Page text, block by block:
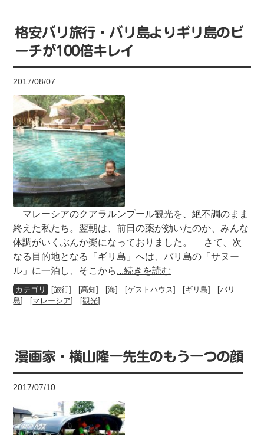
格安バリ旅行・バリ島よりギリ島のビ
ーチが100倍キレイ
2017/08/07
マレーシアのクアラルンプール観光を、絶不調のまま
終えた私たち。翌朝は、前日の薬が効いたのか、みんな
体調がいくぶんか楽になっておりました。 さて、次
なる目的地となる「ギリ島」へは、バリ島の「サヌー
ル」に一泊し、そこから...続きを読む
[旅行] [高知] [海] [ゲストハウス] [ギリ島] [バリ
島] [マレーシア] [観光]
漫画家・横山隆一先生のもう一つの顔
2017/07/10